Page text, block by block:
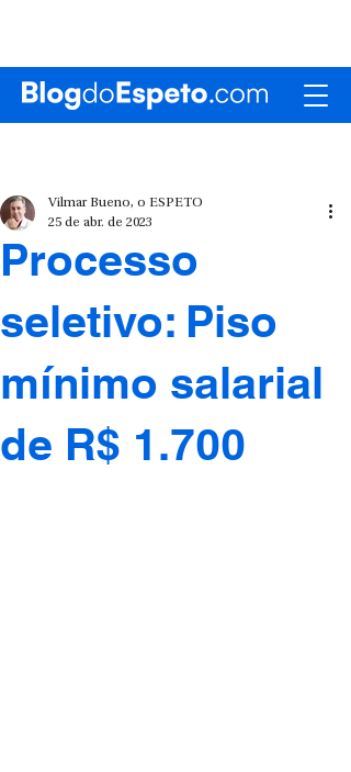
Processo
seletivo: Piso
mínimo salarial
de R$ 1.700
Vilmar Bueno, o ESPETO
25 de abr. de 2023